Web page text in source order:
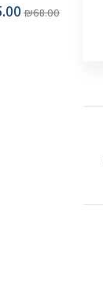
₪68.00